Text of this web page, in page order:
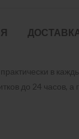
в
до 24 часов,